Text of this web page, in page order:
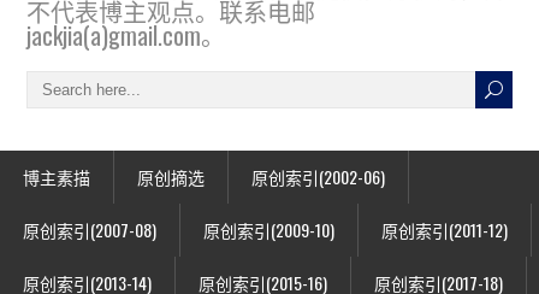
不代表博主观点。联系电邮
jackjia(a)gmail.com。
博主素描 原创摘选 原创索引(2002-06)
原创索引(2007-08) 原创索引(2009-10) 原创索引(2011-12)
原创索引(2013-14) 原创索引(2015-16) 原创索引(2017-18)